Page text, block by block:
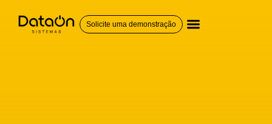
Solicite uma demonstração